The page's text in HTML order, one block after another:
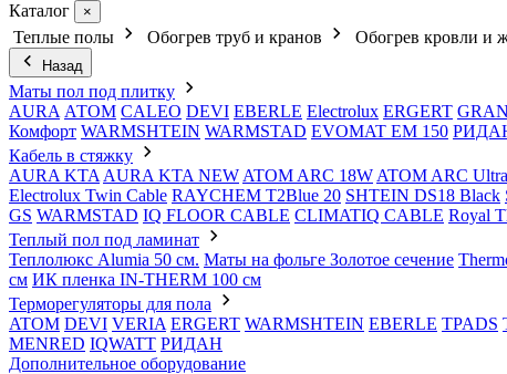
Каталог
×
Теплые полы Обогрев труб и кранов Обогрев кровли и
Назад
Маты пол под плитку
AURA АТОМ CALEO DEVI EBERLE Electrolux ERGERT
Комфорт WARMSHTEIN WARMSTAD EVOMAT EM 150
Кабель в стяжку
AURA KTA AURA KTA NEW ATOM ARC 18W ATOM ARC
Electrolux Twin Cable RAYCHEM T2Blue 20 SHTEIN DS18 Black
GS WARMSTAD IQ FLOOR CABLE CLIMATIQ CABLE Royal
Теплый пол под ламинат
Теплолюкс Alumia 50 см. Маты на фольге Золотое сечение
см ИК пленка IN-THERM 100 см
Терморегуляторы для пола
ATOM DEVI VERIA ERGERT WARMSHTEIN EBERLE TPADS
MENRED IQWATT РИДАН
Дополнительное оборудование